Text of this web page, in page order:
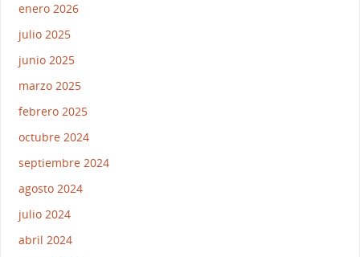
enero 2026
julio 2025
junio 2025
marzo 2025
febrero 2025
octubre 2024
septiembre 2024
agosto 2024
julio 2024
abril 2024